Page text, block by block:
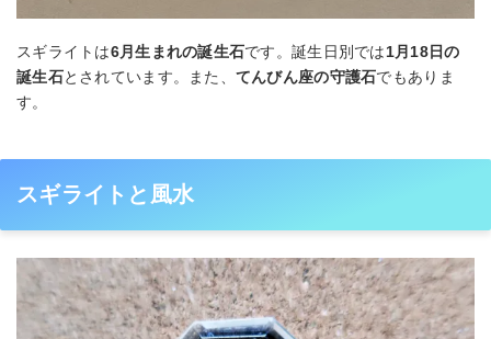
スギライトは6月生まれの誕生石です。誕生日別では1月18日の
誕生石とされています。また、 てんびん座の守護石でもありま
す。
スギライトと風水